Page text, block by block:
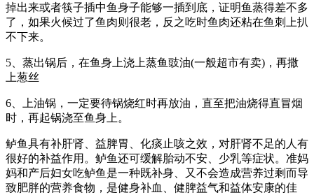
掉出来或者筷子插中鱼身子能够一插到底，证明鱼蒸得差不多
了，如果火候过了鱼肉则很老，反之吃时鱼肉还粘在鱼刺上扒
不下来。
5、蒸出锅后，在鱼身上浇上蒸鱼豉油(一般超市有卖)，再撒
上葱丝
6、上油锅，一定要待锅烧红时再放油，直至把油烧得直冒烟
时，再起锅浇至鱼身上。
鲈鱼具有补肝肾、益脾胃、化痰止咳之效，对肝肾不足的人有
很好的补益作用。鲈鱼还可缓解胎动不安、少乳等症状。准妈
妈和产后妇女吃鲈鱼是一种既补身、又不会造成营养过剩而导
致肥胖的营养食物，是健身补血、健脾益气和益体安康的佳